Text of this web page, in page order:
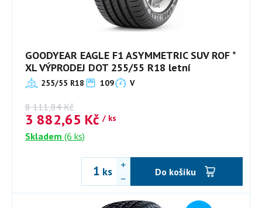
GOODYEAR EAGLE F1 ASYMMETRIC SUV ROF *
XL VÝPRODEJ DOT 255/55 R18 letní
255/55 R18 109 V
8 111,84 Kč
3 882,65 Kč / ks
Skladem (6 ks)
ks Do košíku